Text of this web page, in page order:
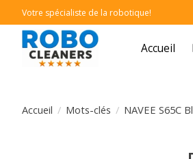
Votre spécialiste de la robotique!
Accueil
Accueil / Mots-clés / NAVEE S65C